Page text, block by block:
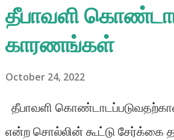
இயக்கத்தில் 350க்கும் மேலான
பராமரித்து வருகிறார். எமது
வருவாய்க்காக உழைக்கவில்லை,
செய், நான் உன்னைக்
தீபாவளி
காரணங்கள்
October 24, 2022
தீபாவளி
என்ற சொல்லின் கூட்டு சேர்க்கை